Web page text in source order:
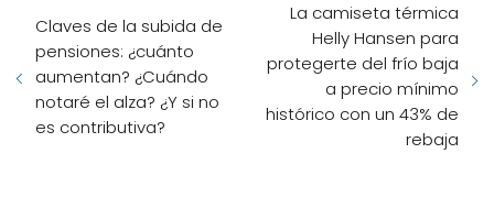
Claves de la subida de
pensiones: ¿cuánto
aumentan? ¿Cuándo
notaré el alza? ¿Y si no
es contributiva?
La camiseta térmica
Helly Hansen para
protegerte del frío baja
a precio mínimo
histórico con un 43% de
rebaja